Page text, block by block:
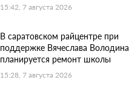
15:42, 7 августа 2026
В саратовском райцентре при
поддержке Вячеслава Володина
планируется ремонт школы
15:28, 7 августа 2026